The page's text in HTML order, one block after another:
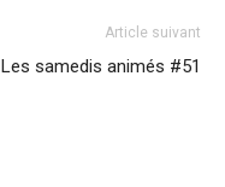
Article suivant
Les samedis animés #51